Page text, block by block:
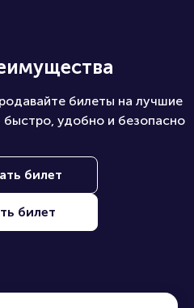
билеты на лучшие
удобно и безопасно
билет
билет